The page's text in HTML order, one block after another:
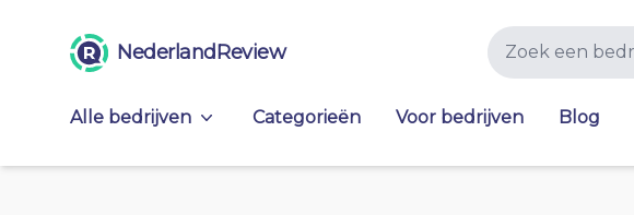
NederlandReview
Alle bedrijven Categorieën Voor bedrijven Blog